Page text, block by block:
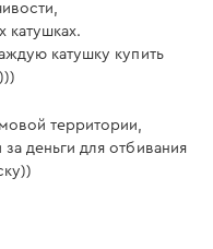
катушках.
катушку купить
территории,
деньги для отбивания